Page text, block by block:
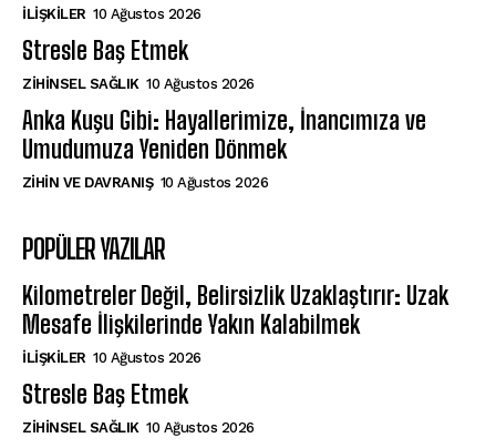
İLIŞKILER 10 Ağustos 2026
Stresle Baş Etmek
ZIHINSEL SAĞLIK 10 Ağustos 2026
Anka Kuşu Gibi: Hayallerimize, İnancımıza ve
Umudumuza Yeniden Dönmek
⁠ZIHIN VE DAVRANIŞ 10 Ağustos 2026
POPÜLER YAZILAR
Kilometreler Değil, Belirsizlik Uzaklaştırır: Uzak
Mesafe İlişkilerinde Yakın Kalabilmek
İLIŞKILER 10 Ağustos 2026
Stresle Baş Etmek
ZIHINSEL SAĞLIK 10 Ağustos 2026